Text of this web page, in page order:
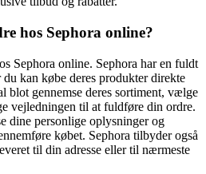
hos Sephora online?
Sephora online. Sephora har en fuldt
kan købe deres produkter direkte
blot gennemse deres sortiment, vælge
vejledningen til at fuldføre din ordre.
dine personlige oplysninger og
købet. Sephora tilbyder også
til din adresse eller til nærmeste